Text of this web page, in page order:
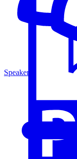
Speakers